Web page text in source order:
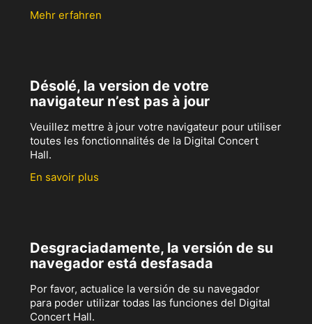
Mehr erfahren
Désolé, la version de votre
navigateur n’est pas à jour
Veuillez mettre à jour votre navigateur pour utiliser
toutes les fonctionnalités de la Digital Concert
Hall.
En savoir plus
Desgraciadamente, la versión de su
navegador está desfasada
Por favor, actualice la versión de su navegador
para poder utilizar todas las funciones del Digital
Concert Hall.